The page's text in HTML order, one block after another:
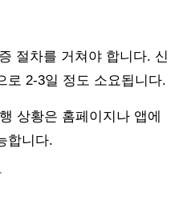
절차를 거쳐야 합니다. 신
로 2-3일 정도 소요됩니다.
상황은 홈페이지나 앱에
합니다.